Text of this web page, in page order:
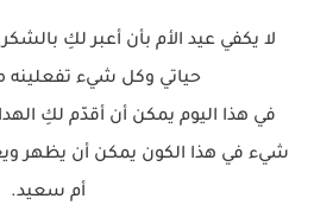
لا يكفي عيد الأم بأن أعبر لكِ
حياتي وكل شيء تفعلينه
في هذا اليوم يمكن أن أقدّم لكِ
شيء في هذا الكون يمكن أن يظهر
أم سعيد.